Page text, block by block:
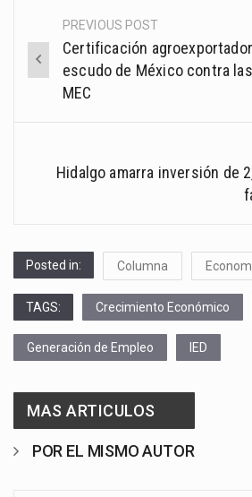
Post
navigation
PREVIOUS POST
Certificación
escudo de México contra
MEC
Hidalgo amarra inversión de
Posted in: Columna
TAGS: Crecimiento Económico
Generación de Empleo IED
MAS ARTICULOS
POR EL MISMO AUTOR